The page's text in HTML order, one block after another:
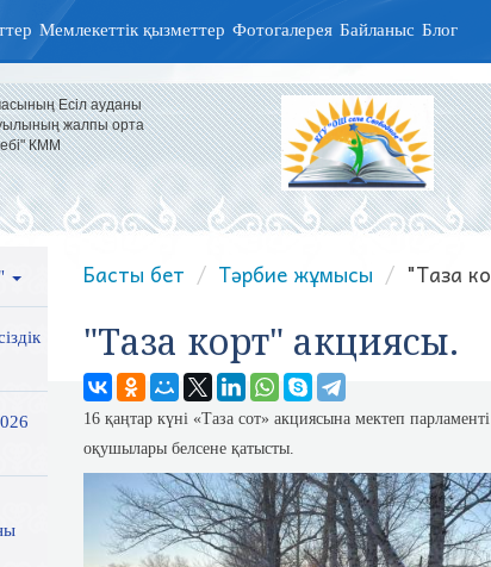
Мемлекеттік қызметтер Фотогалерея Байланыс Блог
Есіл ауданы
жалпы орта
КММ
Басты бет Тәрбие жұмысы "Таза
"Таза корт" акциясы.
16 қаңтар күні «Таза сот» акциясына мектеп
оқушылары белсене қатысты.